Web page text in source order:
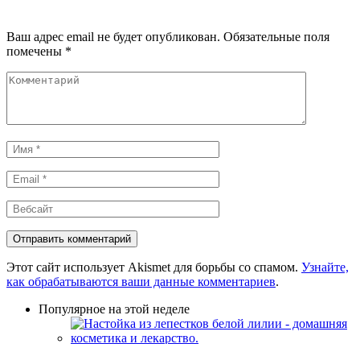
Ваш адрес email не будет опубликован. Обязательные поля
помечены *
Комментарий
Имя
*
Email
*
Вебсайт
Этот сайт использует Akismet для борьбы со спамом. Узнайте,
как обрабатываются ваши данные комментариев.
Популярное на этой неделе